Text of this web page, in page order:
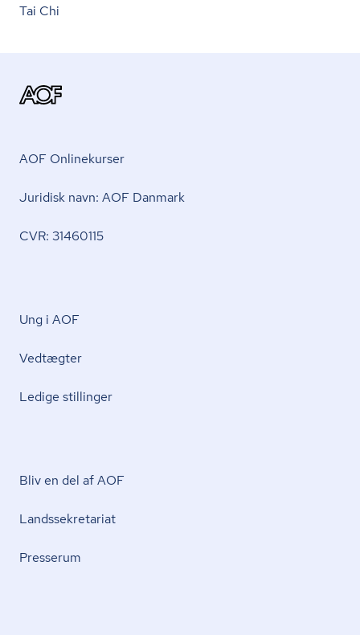
Tai Chi
AOF Onlinekurser
Juridisk navn: AOF Danmark
CVR: 31460115
Ung i AOF
Vedtægter
Ledige stillinger
Bliv en del af AOF
Lands­se­kre­ta­ri­at
Presserum